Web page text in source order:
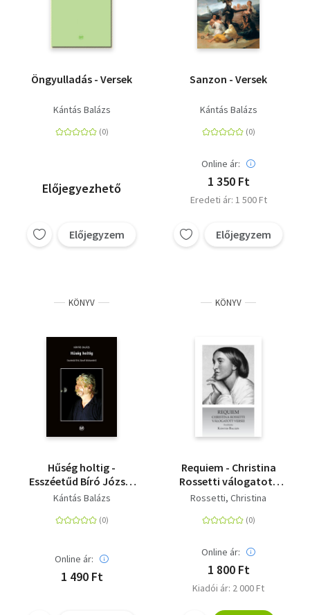
Öngyulladás - Versek
Kántás Balázs
Előjegyezhető
Előjegyzem
Sanzon - Versek
Kántás Balázs
Online ár:
1 350 Ft
Eredeti ár: 1 500 Ft
Előjegyzem
KÖNYV
Hűség holtig -
Esszéetűd Bíró József
költészetéről
Kántás Balázs
Online ár:
1 490 Ft
KÖNYV
Requiem - Christina
Rossetti válogatott
versei
Rossetti, Christina
Online ár:
1 800 Ft
Kiadói ár: 2 000 Ft